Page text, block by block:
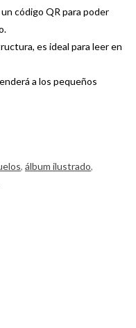
código QR para poder
es ideal para leer en
a los pequeños
, álbum ilustrado,